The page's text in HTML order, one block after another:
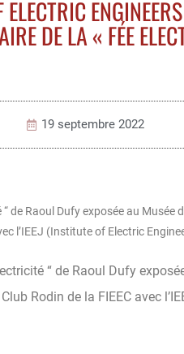
DE LA « FÉE
19 septembre 2022
de Raoul Dufy exposée au
l’IEEJ (Institute of Electric
“ de Raoul Dufy
Rodin de la FIEEC avec